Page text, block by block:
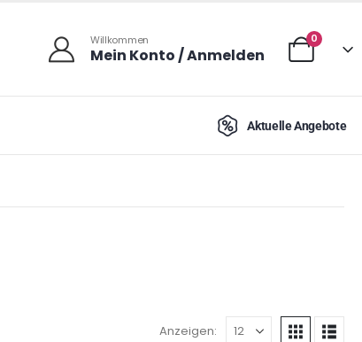
Willkommen
Mein Konto / Anmelden
0
Aktuelle Angebote
Anzeigen: